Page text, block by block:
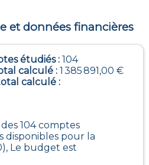
et données financières
étudiés : 104
calculé : 1 385 891,00 €
calculé :
104 comptes
disponibles pour la
Le budget est